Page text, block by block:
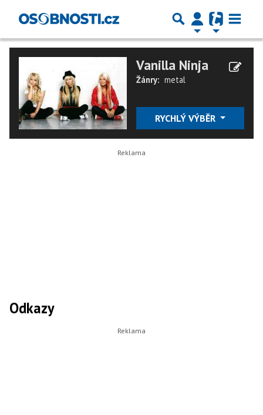
Vanilla Ninja
Žánry: metal
RYCHLÝ VÝBĚR
Odkazy